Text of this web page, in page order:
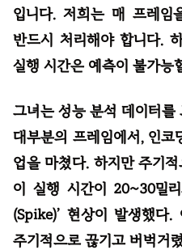
입니다. 저희는 매 프레임
반드시 처리해야 합니다.
실행 시간은 예측이 불가능
그녀는 성능 분석 데이터를
대부분의 프레임에서, 인
업을 마쳤다. 하지만 주기
이 실행 시간이 20~30밀
(Spike)’ 현상이 발생했다
주기적으로 끊기고 버벅거